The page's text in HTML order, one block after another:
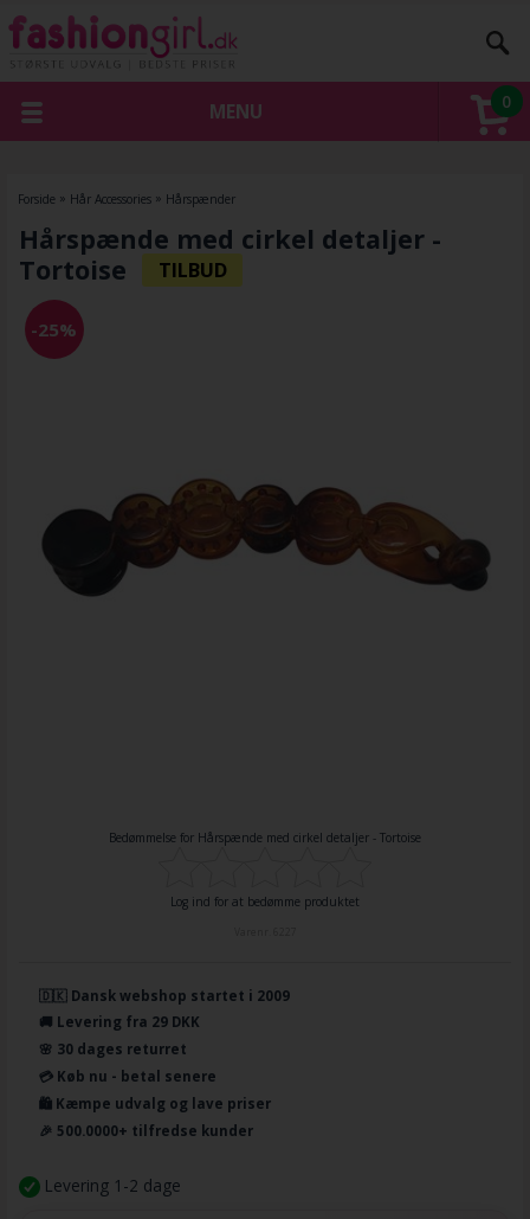
0
MENU
Forside » Hår Accessories» Hårspænder
Hårspænde med cirkel detaljer -
Tortoise
-25%
Bedømmelse for Hårspænde med cirkel detaljer - Tortoise
Log ind for at bedømme produktet
🇩🇰 Dansk webshop startet i 2009
🚚 Levering fra 29 DKK
🌸 30 dages returret
💳 Køb nu - betal senere
🛍️ Kæmpe udvalg og lave priser
🎉 500.0000+ tilfredse kunder
Levering 1-2 dage